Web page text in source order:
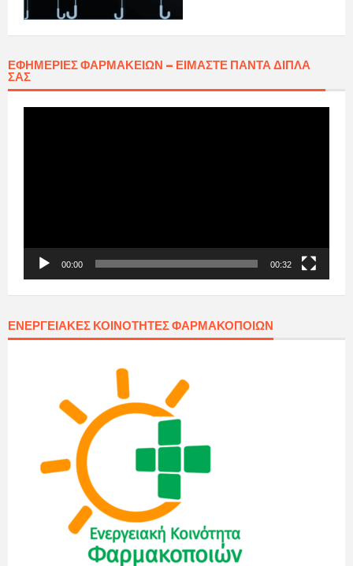
ΕΦΗΜΕΡΊΕΣ ΦΑΡΜΑΚΕΊΩΝ – ΕΊΜΑΣΤΕ ΠΆΝΤΑ ΔΊΠΛΑ
ΣΑΣ
00:00 00:32
ΕΝΕΡΓΕΙΑΚΈΣ ΚΟΙΝΌΤΗΤΕΣ ΦΑΡΜΑΚΟΠΟΙΏΝ